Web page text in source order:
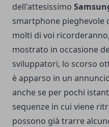
dell'attesissimo
smartphone pieghevole
molti di voi
mostrato in occasione
sviluppatori, lo scorso
è apparso in un
anche se per pochi
sequenze in cui viene
possono già trarre